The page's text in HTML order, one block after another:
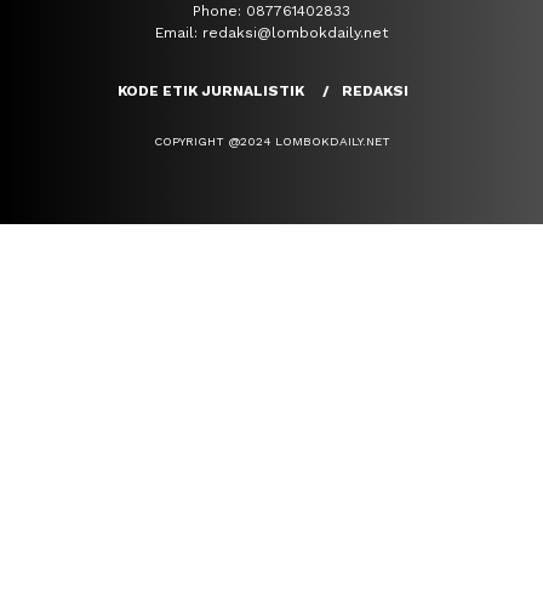
Phone: 087761402833
Email: redaksi@lombokdaily.net
KODE ETIK JURNALISTIK REDAKSI
COPYRIGHT @2024 LOMBOKDAILY.NET